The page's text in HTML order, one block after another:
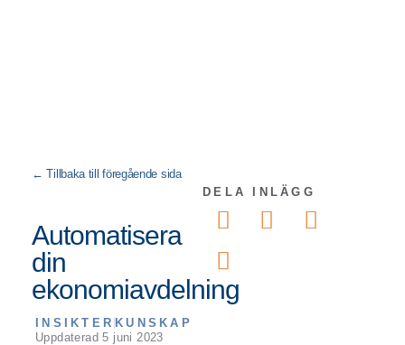
Automatisera
din
ekonomiavdelning
INSIKTER KUNSKAP
Uppdaterad 5 juni 2023
DELA INLÄGG